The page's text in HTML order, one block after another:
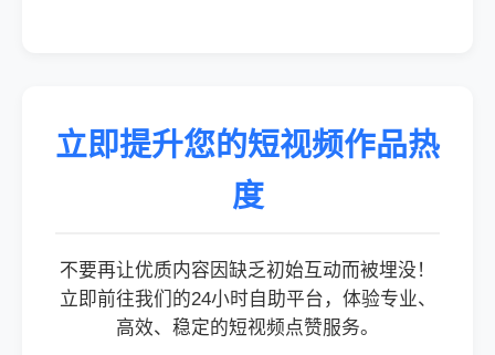
立即提升您的短视频作品热
度
不要再让优质内容因缺乏初始互动而被埋没！
立即前往我们的24小时自助平台，体验专业、
高效、稳定的短视频点赞服务。